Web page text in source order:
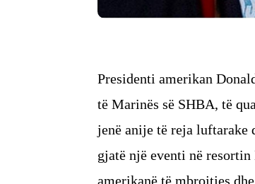
Presidenti amerikan
të Marinës së SHBA, të
jenë anije të reja luftarake
gjatë një eventi në
amerikanë të mbrojtjes